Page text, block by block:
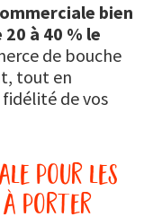
bien
à 40 % le
de bouche
tout en
de vos
pour les
à porter